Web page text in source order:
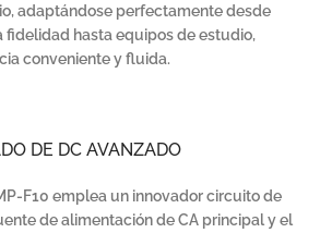
adaptándose perfectamente desde
fidelidad hasta equipos de estudio,
conveniente y fluida.
DE DC AVANZADO
F10 emplea un innovador circuito de
de alimentación de CA principal y el